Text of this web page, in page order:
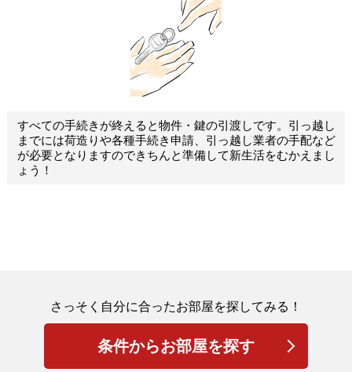
さっそく自分に合ったお部屋を探してみる！
条件からお部屋を探す